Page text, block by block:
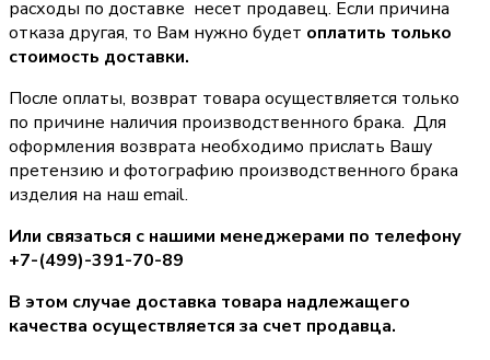
расходы по доставке несет продавец. Если причина
отказа другая, то Вам нужно будет оплатить только
стоимость доставки.
После оплаты, возврат товара осуществляется только
по причине наличия производственного брака. Для
оформления возврата необходимо прислать Вашу
претензию и фотографию производственного брака
изделия на наш email.
Или связаться с нашими менеджерами по телефону
+7-(499)-391-70-89
В этом случае доставка товара надлежащего
качества осуществляется за счет продавца.